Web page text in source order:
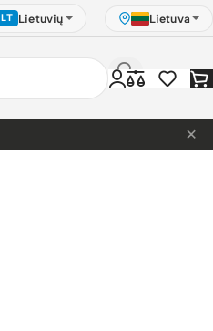
LT Lietuvių Lietuva
×